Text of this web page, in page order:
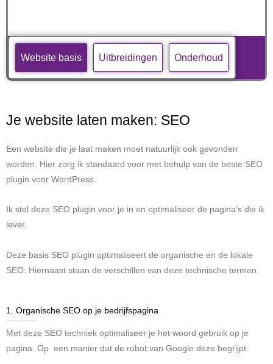
Website basis Uitbreidingen Onderhoud
Je website laten maken: SEO
Een website die je laat maken moet natuurlijk ook gevonden
worden. Hier zorg ik standaard voor met behulp van de beste SEO
plugin voor WordPress.
Ik stel deze SEO plugin voor je in en optimaliseer de pagina’s die ik
lever.
Deze basis SEO plugin optimaliseert de organische en de lokale
SEO: Hiernaast staan de verschillen van deze technische termen.
1. Organische SEO op je bedrijfspagina
Met deze SEO techniek optimaliseer je het woord gebruik op je
pagina. Op een manier dat de robot van Google deze begrijpt.